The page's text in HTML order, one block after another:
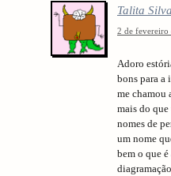
Talita Silva
2 de fevereiro
Adoro
bons para a
me chamou
mais do
nomes de
um nome
bem o que